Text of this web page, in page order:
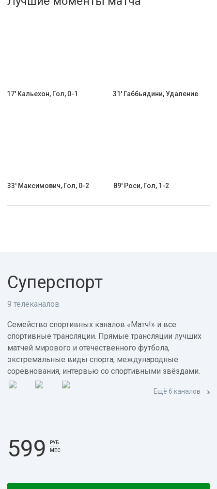
Активировать промокод
17' Кальехон, Гол, 0-1 31' Габбьядини, Удаление
33' Максимович, Гол, 0-2 89' Роси, Гол, 1-2
Суперспорт
9 телеканалов
Семейство спортивных каналов «Матч!» и все
спортивные трансляции. Прямые трансляции лучших
матчей мирового и отечественного футбола,
экстремальные виды спорта, международные
соревнования, интервью со спортивными звёздами.
Ещё 6 каналов
599
РУБ
МЕС